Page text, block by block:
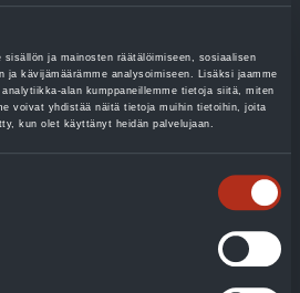
sisällön ja mainosten räätälöimiseen, sosiaalisen
ja kävijämäärämme analysoimiseen. Lisäksi jaamme
alan kumppaneillemme tietoja siitä, miten
voivat yhdistää näitä tietoja muihin tietoihin, joita
kun olet käyttänyt heidän palvelujaan.